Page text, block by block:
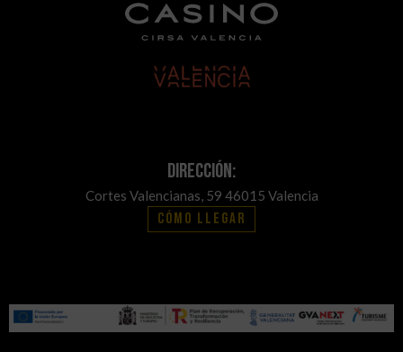
Dirección:
Cortes Valencianas, 59 46015 Valencia
Cómo llegar